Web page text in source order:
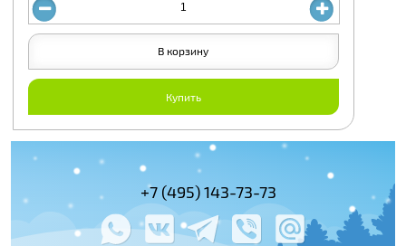
Купить
В корзину
+7 (495) 143-73-73 +7 (800)
+7 (495)